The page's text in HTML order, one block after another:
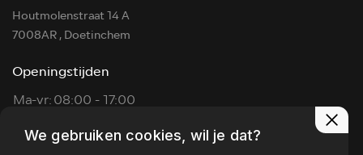
Houtmolenstraat 14 A
7008AR , Doetinchem
Openingstijden
Ma-vr:08:00 - 17:00
Zon:
Op afspraak
We gebruiken cookies, wil je dat?